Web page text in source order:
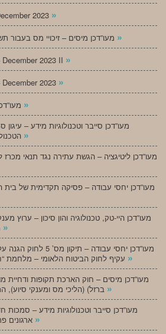
2023 »
»
2023 II »
2023 »
»
מעו”דכן סייבר וטכנולוגיות מידע –
»
מעו”דכן ליטיגציה – הגשת עתירה נגד תנאי
מעו”דכן יחסי עבודה – פסיקה תקדימית של בית
מעו”דכן היי-טק, טכנולוגיה והון סיכון – ערוץ
»
מעו”דכן יחסי עבודה –
»
מעו”דכן מיסים – חוק הארכת תקופות
»
מעו”דכן סייבר וטכנולוגיות מידע –
»